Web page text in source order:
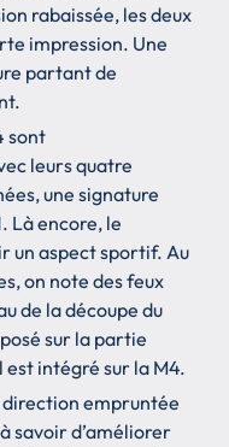
rabaissée, les deux
impression. Une
partant de
sont
leurs quatre
une signature
Là encore, le
un aspect sportif. Au
on note des feux
de la découpe du
sur la partie
est intégré sur la M4.
direction empruntée
savoir d’améliorer